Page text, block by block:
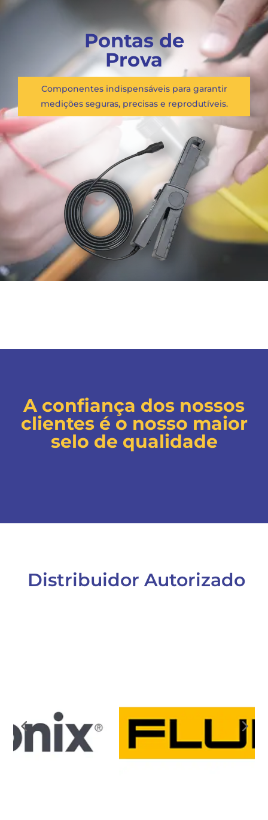
Pontas de
Prova
Componentes indispensáveis para garantir
medições seguras, precisas e reprodutíveis.
A confiança dos nossos
clientes é o nosso maior
selo de qualidade
Distribuidor Autorizado